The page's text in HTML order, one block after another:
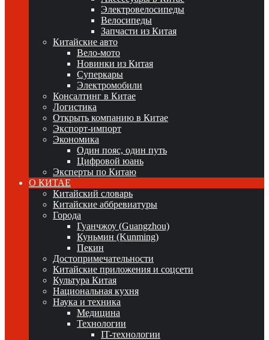
Электровелосипеды
Велосипеды
Запчасти из Китая
Китайские авто
Вело-мото
Новинки из Китая
Суперкары
Электромобили
Консалтинг в Китае
Логистика
Открыть компанию в Китае
Экспорт-импорт
Экономика
Один пояс, один путь
Цифровой юань
Эксперты по Китаю
О КИТАЕ
Китайский словарь
Китайские аббревиатуры
Города
Гуанчжоу (Guangzhou)
Куньмин (Kunming)
Пекин
Достопримечательности
Китайские приложения и соцсети
Культура Китая
Национальная кухня
Наука и техника
Медицина
Технологии
IT-технологии